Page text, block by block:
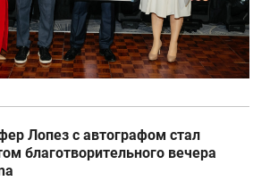
Лопез с автографом стал
благотворительного вечера